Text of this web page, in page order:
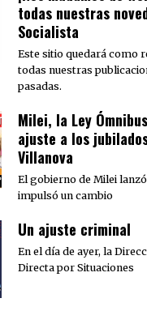
todas nuestras
Socialista
Este sitio quedará como
todas nuestras
pasadas.
Milei, la Ley
ajuste a los
Villanova
El gobierno de Milei
impulsó un cambio
Un ajuste criminal
En el día de ayer, la
Directa por Situaciones